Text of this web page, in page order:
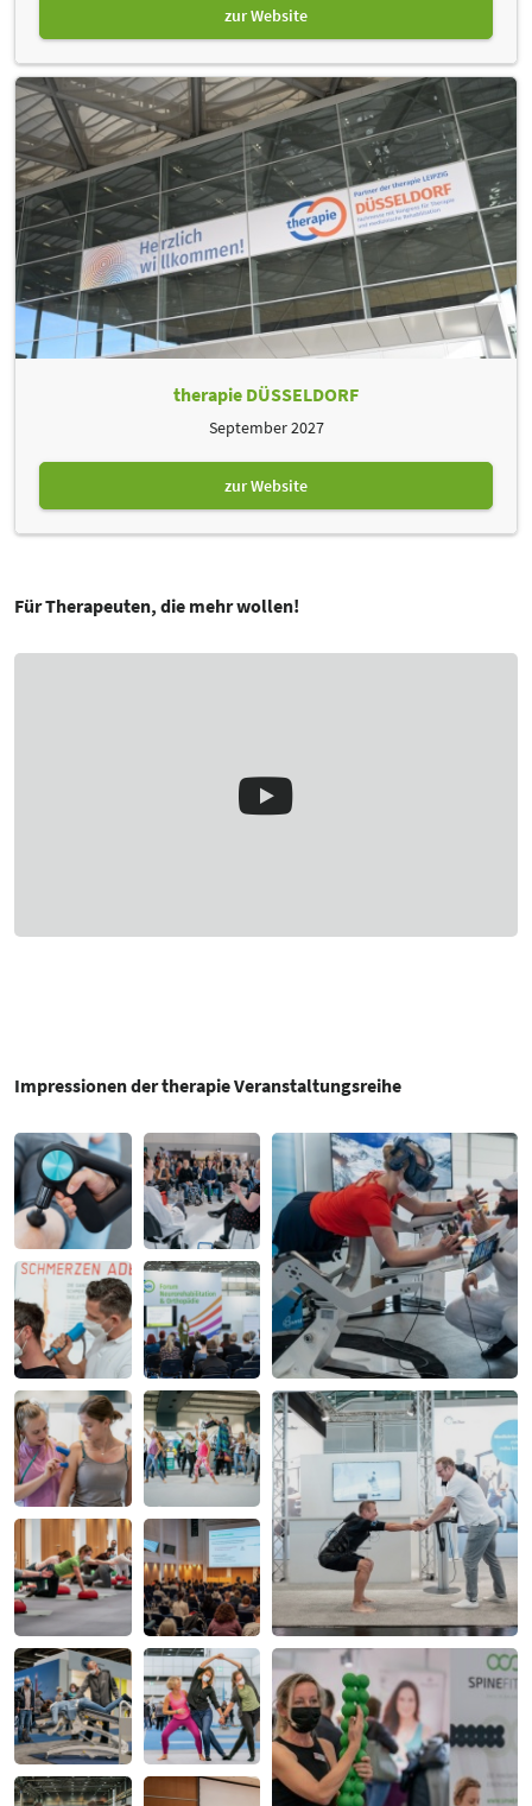
zur Website
therapie DÜSSELDORF
September 2027
zur Website
Für Therapeuten, die mehr wollen!
Impressionen der therapie Veranstaltungsreihe